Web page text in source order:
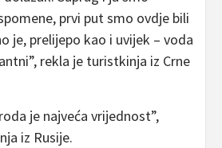
prvi put smo ovdje bili
je, prelijepo kao i uvijek – voda
rekla je turistkinja iz Crne
je najveća vrijednost”,
iz Rusije.